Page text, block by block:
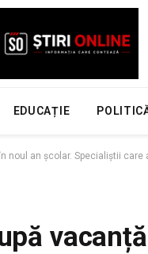
EDUCAȚIE
noul an școlar. Specialiștii